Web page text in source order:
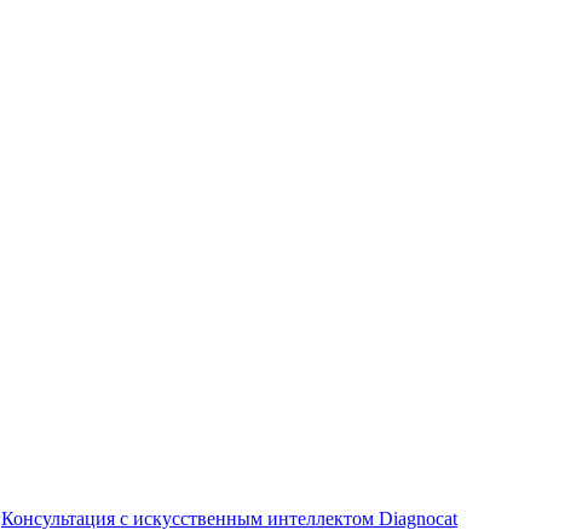
Консультация с искусственным интеллектом Diagnocat